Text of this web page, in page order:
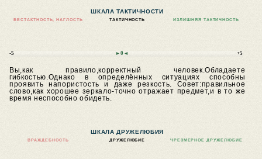
ШКАЛА ТАКТИЧНОСТИ
БЕСТАКТНОСТЬ, НАГЛОСТЬ ТАКТИЧНОСТЬ ИЗЛИШНЯЯ ТАКТИЧНОСТЬ
-5 ►0◄ +5
Вы,как правило,корректный человек.Обладаете
гибкостью.Однако в определённых ситуациях способны
проявить напористость и даже резкость. Совет:правильное
слово,как хорошее зеркало-точно отражает предмет,и в то же
время неспособно обидеть.
ШКАЛА ДРУЖЕЛЮБИЯ
ВРАЖДЕБНОСТЬ ДРУЖЕЛЮБИЕ ЧРЕЗМЕРНОЕ ДРУЖЕЛЮБИЕ